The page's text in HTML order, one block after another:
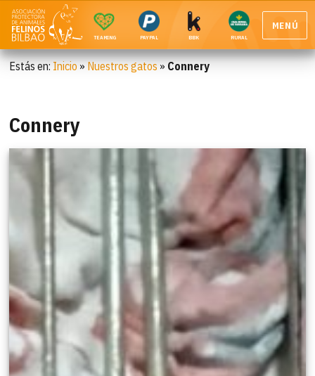
TEAMING PAYPAL BBK RURAL
MENÚ
Estás en: Inicio » Nuestros gatos » Connery
Connery